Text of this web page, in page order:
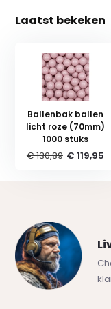
Laatst bekeken
Ballenbak ballen
licht roze (70mm)
1000 stuks
€ 130,89 € 119,95